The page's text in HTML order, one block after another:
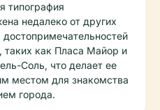
типография
недалеко от других
как Пласа Майор и
Соль, что делает ее
местом для знакомства
города.